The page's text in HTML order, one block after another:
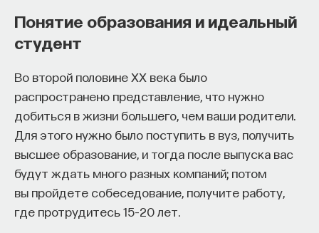
Понятие образования и идеальный
студент
Во второй половине XX века было
распространено представление, что нужно
добиться в жизни большего, чем ваши родители.
Для этого нужно было поступить в вуз, получить
высшее образование, и тогда после выпуска вас
будут ждать много разных компаний; потом
вы пройдете собеседование, получите работу,
где протрудитесь 15–20 лет.
В новой программе «Перспективы» главный
редактор проекта ПостНаукаИвар
Максутовговорит с учеными об их профессии,
о месте их дисциплины в системе научного